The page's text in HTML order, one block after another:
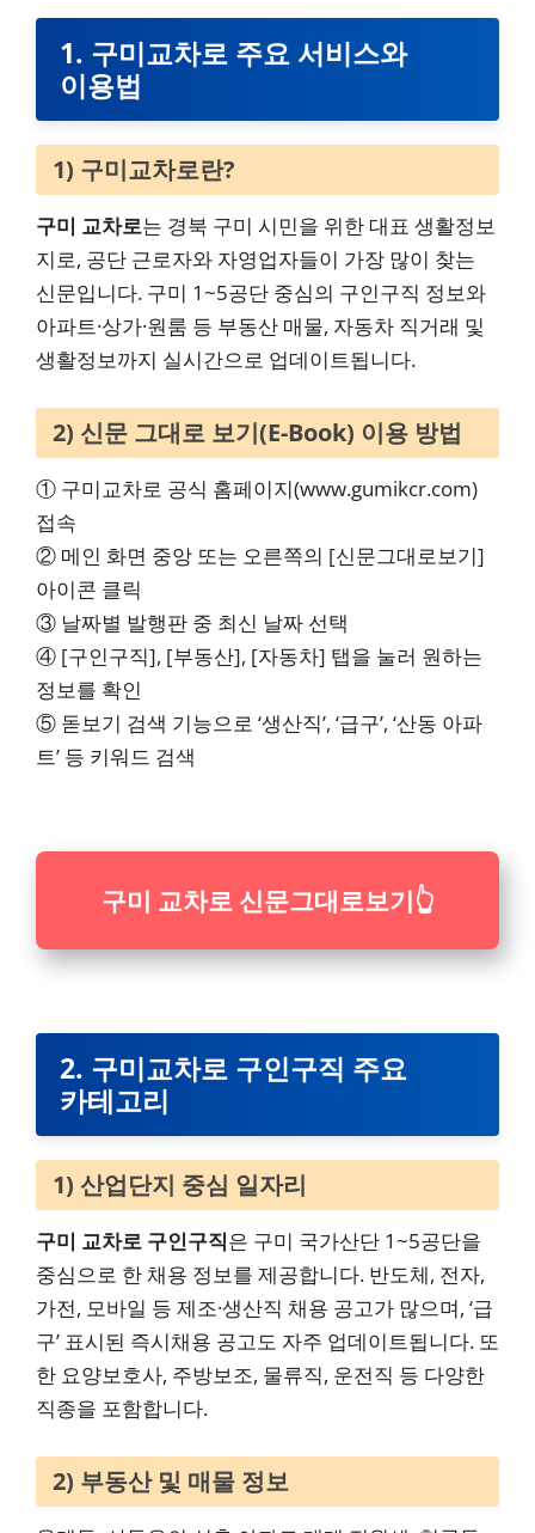
1. 구미교차로 주요 서비스와
이용법
1) 구미교차로란?
구미 교차로는 경북 구미 시민을 위한 대표 생활정보
지로, 공단 근로자와 자영업자들이 가장 많이 찾는
신문입니다. 구미 1~5공단 중심의 구인구직 정보와
아파트·상가·원룸 등 부동산 매물, 자동차 직거래 및
생활정보까지 실시간으로 업데이트됩니다.
2) 신문 그대로 보기(E-Book) 이용 방법
① 구미교차로 공식 홈페이지(www.gumikcr.com)
접속
② 메인 화면 중앙 또는 오른쪽의 [신문그대로보기]
아이콘 클릭
③ 날짜별 발행판 중 최신 날짜 선택
④ [구인구직], [부동산], [자동차] 탭을 눌러 원하는
정보를 확인
⑤ 돋보기 검색 기능으로 ‘생산직’, ‘급구’, ‘산동 아파
트’ 등 키워드 검색
구미 교차로 신문그대로보기👆
2. 구미교차로 구인구직 주요
카테고리
1) 산업단지 중심 일자리
구미 교차로 구인구직은 구미 국가산단 1~5공단을
중심으로 한 채용 정보를 제공합니다. 반도체, 전자,
가전, 모바일 등 제조·생산직 채용 공고가 많으며, ‘급
구’ 표시된 즉시채용 공고도 자주 업데이트됩니다. 또
한 요양보호사, 주방보조, 물류직, 운전직 등 다양한
직종을 포함합니다.
2) 부동산 및 매물 정보